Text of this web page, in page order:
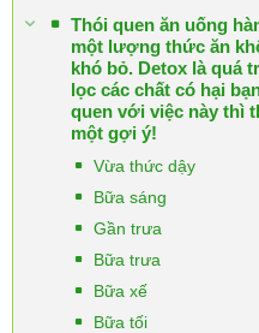
Thói quen ăn uống
một lượng thức ăn
khó bỏ. Detox là quá
lọc các chất có hại
quen với việc này thì
một gợi ý!
Vừa thức dậy
Bữa sáng
Gần trưa
Bữa trưa
Bữa xế
Bữa tối